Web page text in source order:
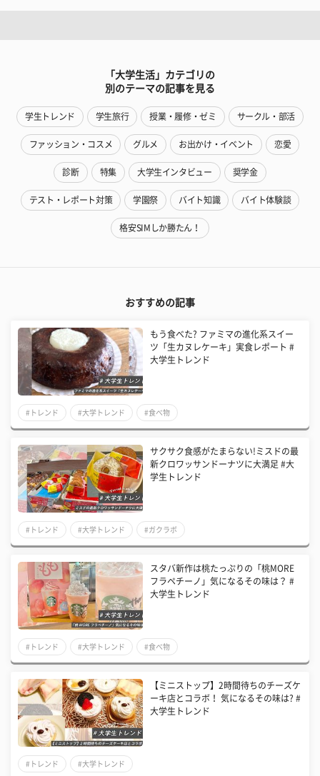
「大学生活」カテゴリの
別のテーマの記事を見る
学生トレンド 学生旅行 授業・履修・ゼミ サークル・部活
ファッション・コスメ グルメ お出かけ・イベント 恋愛
診断 特集 大学生インタビュー 奨学金
テスト・レポート対策 学園祭 バイト知識 バイト体験談
格安SIMしか勝たん！
おすすめの記事
もう食べた? ファミマの進化系スイー
ツ「生カヌレケーキ」実食レポート #
大学生トレンド
#トレンド #大学トレンド #食べ物
サクサク食感がたまらない!ミスドの最
新クロワッサンドーナツに大満足 #大
学生トレンド
#トレンド #大学トレンド #ガクラボ
スタバ新作は桃たっぷりの「桃MORE
フラペチーノ」気になるその味は？ #
大学生トレンド
#トレンド #大学トレンド #食べ物
【ミニストップ】2時間待ちのチーズケ
ーキ店とコラボ！ 気になるその味は? #
大学生トレンド
#トレンド #大学トレンド